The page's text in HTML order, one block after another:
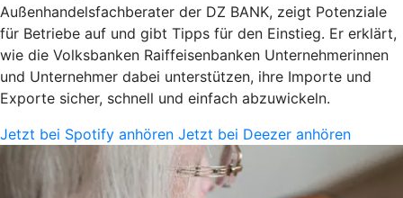
Außenhandelsfachberater der DZ BANK, zeigt Potenziale
für Betriebe auf und gibt Tipps für den Einstieg. Er erklärt,
wie die Volksbanken Raiffeisenbanken Unternehmerinnen
und Unternehmer dabei unterstützen, ihre Importe und
Exporte sicher, schnell und einfach abzuwickeln.
Jetzt bei Spotify anhören Jetzt bei Deezer anhören